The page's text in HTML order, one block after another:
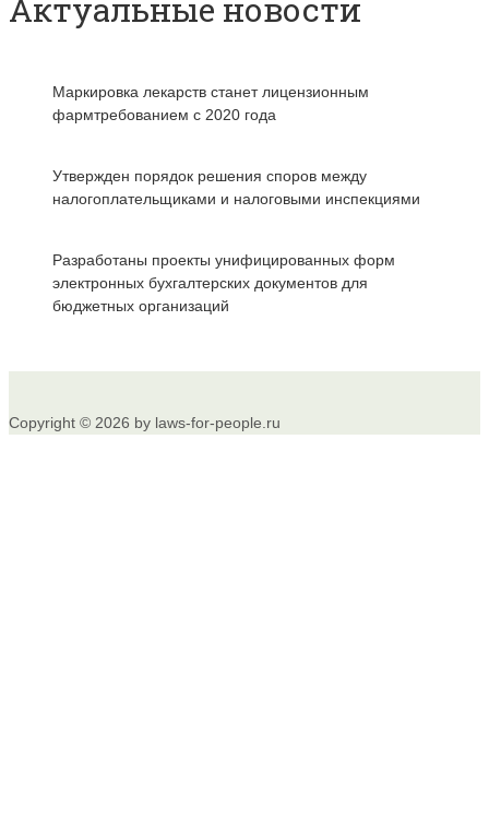
Актуальные новости
Маркировка лекарств станет лицензионным
фармтребованием с 2020 года
Утвержден порядок решения споров между
налогоплательщиками и налоговыми инспекциями
Разработаны проекты унифицированных форм
электронных бухгалтерских документов для
бюджетных организаций
Copyright © 2026 by laws-for-people.ru